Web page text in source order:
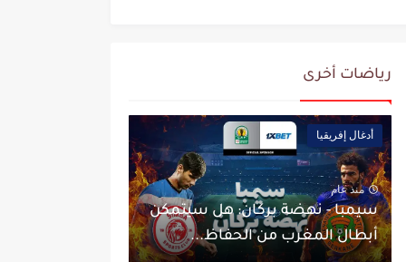
رياضات أخرى
أدغال إفريقيا
منذ عام
سيمبا - نهضة بركان: هل سيتمكن
أبطال المغرب من الحفاظ...